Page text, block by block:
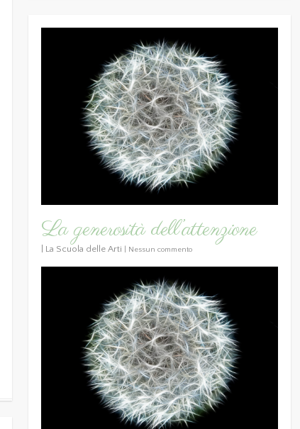
La generosità dell’attenzione
La Scuola delle Arti Nessun commento